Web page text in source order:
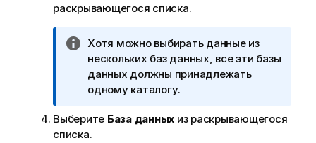
раскрывающегося списка.
П
р
и
м
ч
а
Хотя можно выбирать данные из
нескольких баз данных, все эти базы
данных должны принадлежать
одному каталогу.
Выберите База данных из раскрывающегося
списка.